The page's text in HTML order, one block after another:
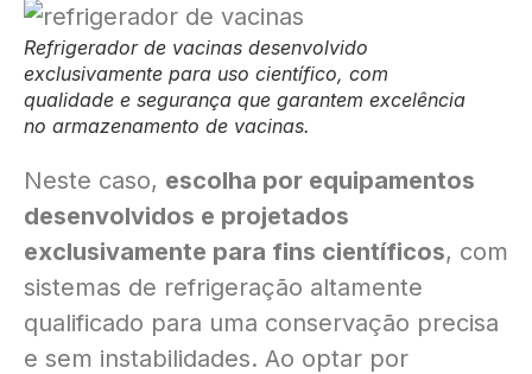
Refrigerador de vacinas desenvolvido
exclusivamente para uso científico, com
qualidade e segurança que garantem excelência
no armazenamento de vacinas.
Neste caso, escolha por equipamentos
desenvolvidos e projetados
exclusivamente para fins científicos, com
sistemas de refrigeração altamente
qualificado para uma conservação precisa
e sem instabilidades. Ao optar por